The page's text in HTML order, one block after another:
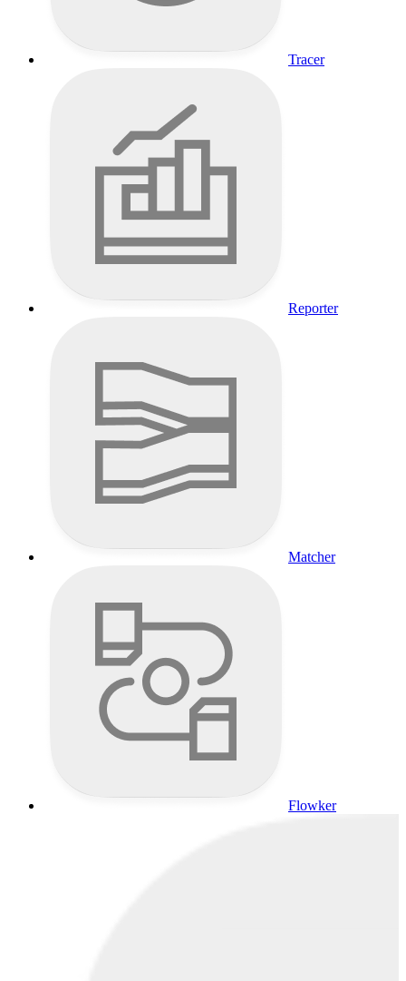
Tracer
Reporter
Matcher
Flowker